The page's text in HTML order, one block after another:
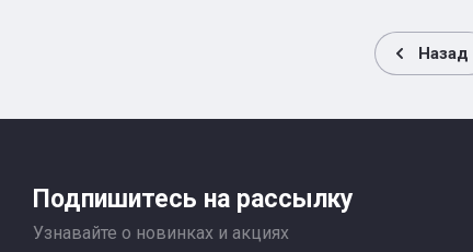
Назад
Подпишитесь на рассылку
Узнавайте о новинках и акциях